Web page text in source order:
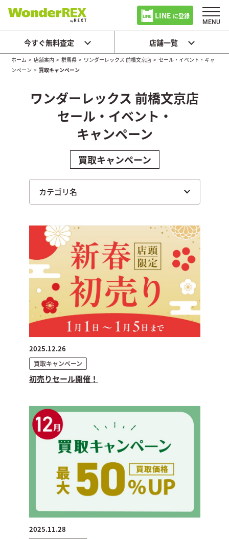
LINE に登録
今すぐ無料査定 店舗一覧
ホーム >店舗案内 >群馬県 > ワンダーレックス 前橋文京店 >セール・イベント・キャ
ンペーン > 買取キャンペーン
ワンダーレックス 前橋文京店
セール・イベント・
キャンペーン
買取キャンペーン
2025.12.26
買取キャンペーン
初売りセール開催！
2025.11.28